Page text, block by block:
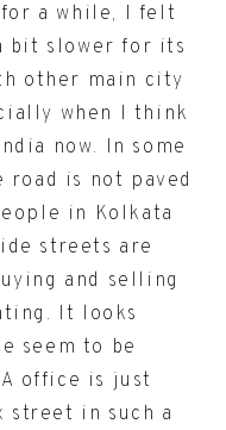
a while, I felt
bit slower for its
other main city
when I think
now. In some
is not paved
in Kolkata
streets are
and selling
It looks
seem to be
office is just
street in such a